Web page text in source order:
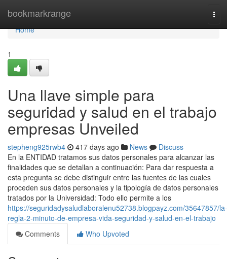
bookmarkrange
Home
Home
1
Una llave simple para
seguridad y salud en el trabajo
empresas Unveiled
stepheng925rwb4 417 days ago News
Discuss
En la ENTIDAD tratamos sus datos personales para alcanzar las
finalidades que se detallan a continuación: Para dar respuesta a
esta pregunta se debe distinguir entre las fuentes de las cuales
proceden sus datos personales y la tipología de datos personales
tratados por la Universidad: Todo ello permite a los
https://seguridadysaludlaboralenu52738.blogpayz.com/35647857/la-
regla-2-minuto-de-empresa-vida-seguridad-y-salud-en-el-trabajo
Comments
Who Upvoted